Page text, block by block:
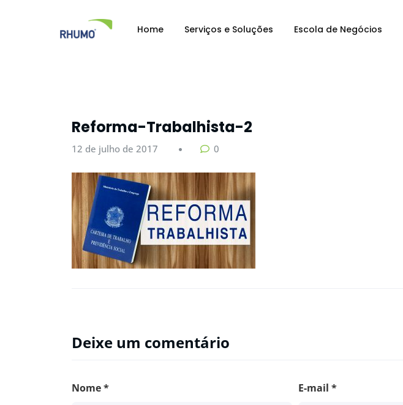
Home Serviços e Soluções Escola de Negócios
Reforma-Trabalhista-2
12 de julho de 2017 0
Deixe um comentário
Nome* E-mail *